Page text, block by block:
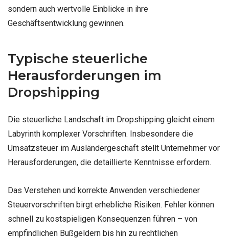
sondern auch wertvolle Einblicke in ihre
Geschäftsentwicklung gewinnen.
Typische steuerliche
Herausforderungen im
Dropshipping
Die steuerliche Landschaft im Dropshipping gleicht einem
Labyrinth komplexer Vorschriften. Insbesondere die
Umsatzsteuer im Ausländergeschäft stellt Unternehmer vor
Herausforderungen, die detaillierte Kenntnisse erfordern.
Das Verstehen und korrekte Anwenden verschiedener
Steuervorschriften birgt erhebliche Risiken. Fehler können
schnell zu kostspieligen Konsequenzen führen – von
empfindlichen Bußgeldern bis hin zu rechtlichen